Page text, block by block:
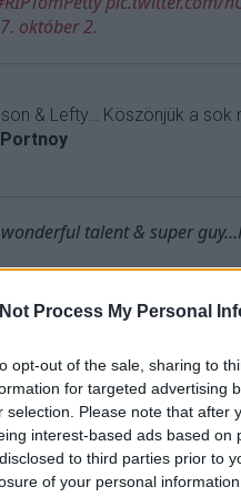
Process My Personal
opt-out of the sale, sharing to
for targeted advertising
selection. Please note that after
interest-based ads based
to third parties prior to
of your personal
október 2.
& Lefty… Köszönjük a sok
talent & super
tehetség és szuper
Tom Petty’s music has